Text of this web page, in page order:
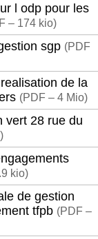
l odp pour les
– 174 kio)
sgp (PDF
de la
(PDF – 4 Mio)
vert 28 rue du
)
kio)
de gestion
tfpb (PDF –